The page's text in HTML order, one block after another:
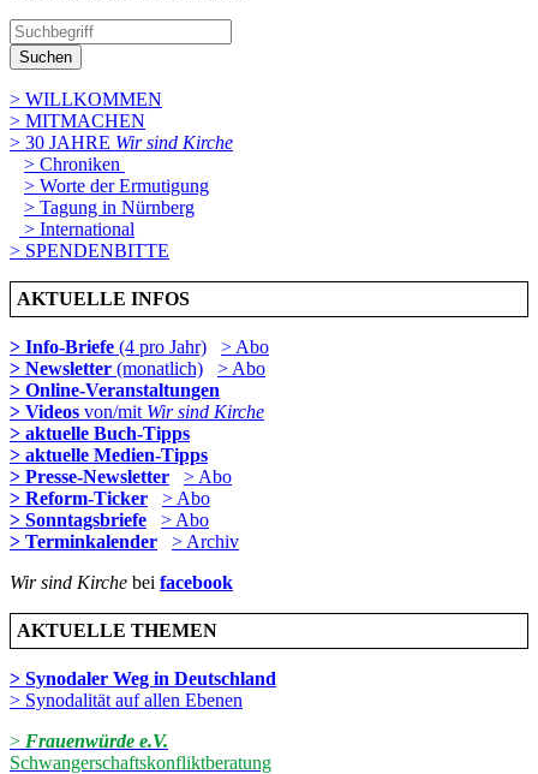
Suchen
> WILLKOMMEN
> MITMACHEN
> 30 JAHRE Wir sind Kirche
> Chroniken
> Worte der Ermutigung
> Tagung in Nürnberg
> International
> SPENDENBITTE
AKTUELLE INFOS
> Info-Briefe (4 pro Jahr)
> Abo
> Newsletter (monatlich)
> Abo
> Online-Veranstaltungen
> Videos von/mit Wir sind Kirche
> aktuelle Buch-Tipps
> aktuelle Medien-Tipps
> Presse-Newsletter
> Abo
> Reform-Ticker
> Abo
> Sonntagsbriefe
> Abo
> Terminkalender
> Archiv
Wir sind Kirche bei facebook
AKTUELLE THEMEN
> Synodaler Weg in Deutschland
> Synodalität auf allen Ebenen
> Frauenwürde e.V.
Schwangerschaftskonfliktberatung